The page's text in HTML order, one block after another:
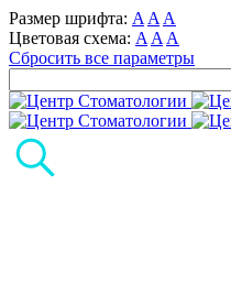
Размер шрифта: A A A
Цветовая схема: A A A
Сбросить все параметры